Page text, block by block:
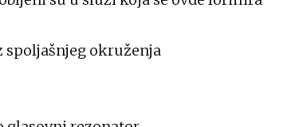
spoljašnjeg okruženja